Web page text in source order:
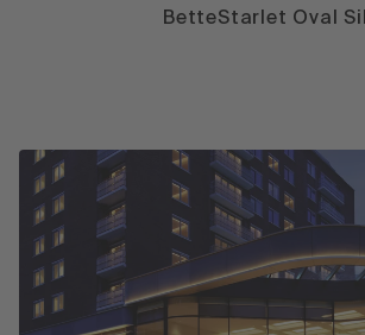
BetteStarlet Oval